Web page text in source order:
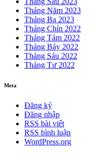
Tháng Năm 2023
Tháng Ba 2023
Tháng Chín 2022
Tháng Tám 2022
Tháng Bảy 2022
Tháng Sáu 2022
Tháng Tư 2022
Meta
Đăng ký
Đăng nhập
RSS bài viết
RSS bình luận
WordPress.org